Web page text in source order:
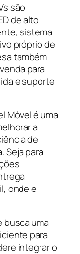
são
de alto
sistema
próprio de
também
para
e suporte
Móvel é uma
a
de
Seja para
onde e
busca uma
para
integrar o